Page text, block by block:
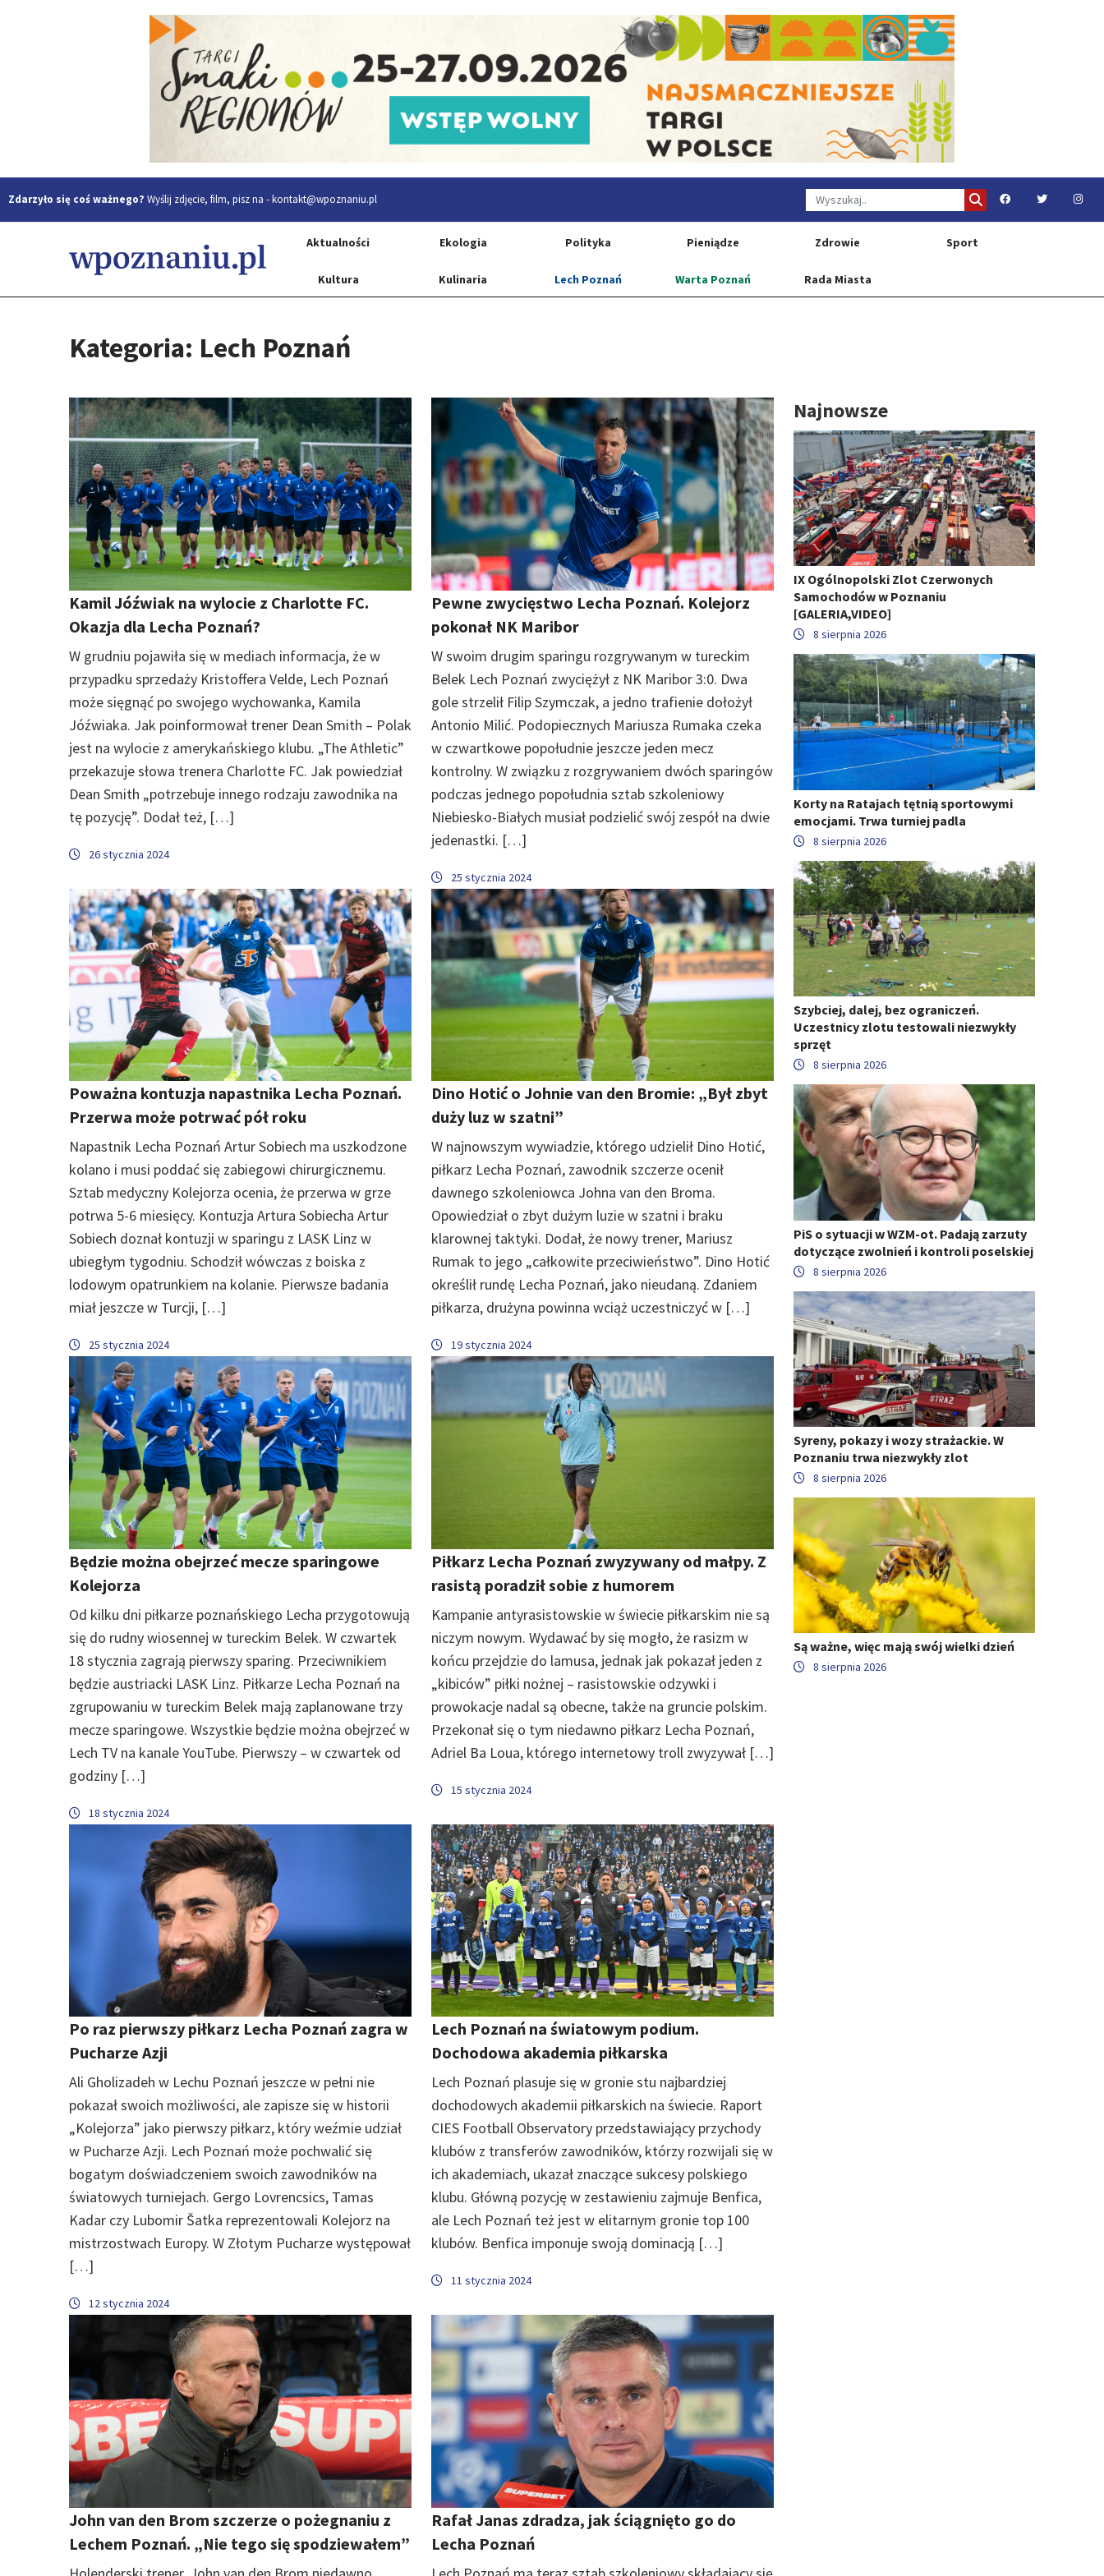
Zdarzyło się coś ważnego? Wyślij zdjęcie, film, pisz na -kontakt@wpoznaniu.pl
Aktualności Ekologia Polityka Pieniądze Zdrowie Sport
Kultura Kulinaria Lech Poznań Warta Poznań Rada Miasta
Kategoria: Lech Poznań
Kamil Jóźwiak na wylocie z Charlotte FC.
Okazja dla Lecha Poznań?
W grudniu pojawiła się w mediach informacja, że w
przypadku sprzedaży Kristoffera Velde, Lech Poznań
może sięgnąć po swojego wychowanka, Kamila
Jóźwiaka. Jak poinformował trener Dean Smith – Polak
jest na wylocie z amerykańskiego klubu. „The Athletic”
przekazuje słowa trenera Charlotte FC. Jak powiedział
Dean Smith „potrzebuje innego rodzaju zawodnika na
tę pozycję”. Dodał też, […]
26 stycznia 2024
Pewne zwycięstwo Lecha Poznań. Kolejorz
pokonał NK Maribor
W swoim drugim sparingu rozgrywanym w tureckim
Belek Lech Poznań zwyciężył z NK Maribor 3:0. Dwa
gole strzelił Filip Szymczak, a jedno trafienie dołożył
Antonio Milić. Podopiecznych Mariusza Rumaka czeka
w czwartkowe popołudnie jeszcze jeden mecz
kontrolny. W związku z rozgrywaniem dwóch sparingów
podczas jednego popołudnia sztab szkoleniowy
Niebiesko-Białych musiał podzielić swój zespół na dwie
jedenastki. […]
25 stycznia 2024
Poważna kontuzja napastnika Lecha Poznań.
Przerwa może potrwać pół roku
Napastnik Lecha Poznań Artur Sobiech ma uszkodzone
kolano i musi poddać się zabiegowi chirurgicznemu.
Sztab medyczny Kolejorza ocenia, że przerwa w grze
potrwa 5-6 miesięcy. Kontuzja Artura Sobiecha Artur
Sobiech doznał kontuzji w sparingu z LASK Linz w
ubiegłym tygodniu. Schodził wówczas z boiska z
lodowym opatrunkiem na kolanie. Pierwsze badania
miał jeszcze w Turcji, […]
25 stycznia 2024
Dino Hotić o Johnie van den Bromie: „Był zbyt
duży luz w szatni”
W najnowszym wywiadzie, którego udzielił Dino Hotić,
piłkarz Lecha Poznań, zawodnik szczerze ocenił
dawnego szkoleniowca Johna van den Broma.
Opowiedział o zbyt dużym luzie w szatni i braku
klarownej taktyki. Dodał, że nowy trener, Mariusz
Rumak to jego „całkowite przeciwieństwo”. Dino Hotić
określił rundę Lecha Poznań, jako nieudaną. Zdaniem
piłkarza, drużyna powinna wciąż uczestniczyć w […]
19 stycznia 2024
Będzie można obejrzeć mecze sparingowe
Kolejorza
Od kilku dni piłkarze poznańskiego Lecha przygotowują
się do rudny wiosennej w tureckim Belek. W czwartek
18 stycznia zagrają pierwszy sparing. Przeciwnikiem
będzie austriacki LASK Linz. Piłkarze Lecha Poznań na
zgrupowaniu w tureckim Belek mają zaplanowane trzy
mecze sparingowe. Wszystkie będzie można obejrzeć w
Lech TV na kanale YouTube. Pierwszy – w czwartek od
godziny […]
18 stycznia 2024
Piłkarz Lecha Poznań zwyzywany od małpy. Z
rasistą poradził sobie z humorem
Kampanie antyrasistowskie w świecie piłkarskim nie są
niczym nowym. Wydawać by się mogło, że rasizm w
końcu przejdzie do lamusa, jednak jak pokazał jeden z
„kibiców” piłki nożnej – rasistowskie odzywki i
prowokacje nadal są obecne, także na gruncie polskim.
Przekonał się o tym niedawno piłkarz Lecha Poznań,
Adriel Ba Loua, którego internetowy troll zwyzywał […]
15 stycznia 2024
Po raz pierwszy piłkarz Lecha Poznań zagra w
Pucharze Azji
Ali Gholizadeh w Lechu Poznań jeszcze w pełni nie
pokazał swoich możliwości, ale zapisze się w historii
„Kolejorza” jako pierwszy piłkarz, który weźmie udział
w Pucharze Azji. Lech Poznań może pochwalić się
bogatym doświadczeniem swoich zawodników na
światowych turniejach. Gergo Lovrencsics, Tamas
Kadar czy Lubomir Šatka reprezentowali Kolejorz na
mistrzostwach Europy. W Złotym Pucharze występował
[…]
12 stycznia 2024
Lech Poznań na światowym podium.
Dochodowa akademia piłkarska
Lech Poznań plasuje się w gronie stu najbardziej
dochodowych akademii piłkarskich na świecie. Raport
CIES Football Observatory przedstawiający przychody
klubów z transferów zawodników, którzy rozwijali się w
ich akademiach, ukazał znaczące sukcesy polskiego
klubu. Główną pozycję w zestawieniu zajmuje Benfica,
ale Lech Poznań też jest w elitarnym gronie top 100
klubów. Benfica imponuje swoją dominacją […]
11 stycznia 2024
John van den Brom szczerze o pożegnaniu z
Lechem Poznań. „Nie tego się spodziewałem”
Rafał Janas zdradza, jak ściągnięto go do
Lecha Poznań
Najnowsze
IX Ogólnopolski Zlot Czerwonych
Samochodów w Poznaniu
[GALERIA,VIDEO]
8 sierpnia 2026
Korty na Ratajach tętnią sportowymi
emocjami. Trwa turniej padla
8 sierpnia 2026
Szybciej, dalej, bez ograniczeń.
Uczestnicy zlotu testowali niezwykły
sprzęt
8 sierpnia 2026
PiS o sytuacji w WZM-ot. Padają zarzuty
dotyczące zwolnień i kontroli poselskiej
8 sierpnia 2026
Syreny, pokazy i wozy strażackie. W
Poznaniu trwa niezwykły zlot
8 sierpnia 2026
Są ważne, więc mają swój wielki dzień
8 sierpnia 2026